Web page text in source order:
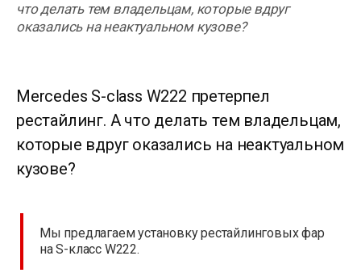
что делать тем владельцам, которые вдруг
оказались на неактуальном кузове?
Mercedes S-class W222 претерпел
рестайлинг. А что делать тем владельцам,
которые вдруг оказались на неактуальном
кузове?
Мы предлагаем установку рестайлинговых фар
на S-класс W222.